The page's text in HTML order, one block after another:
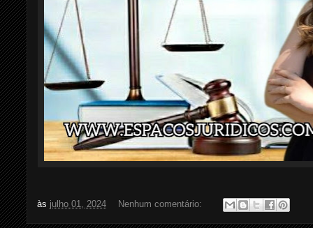
às julho 01, 2024 Nenhum comentário: